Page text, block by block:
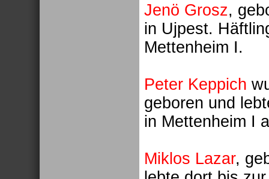
Jenö Grosz,
in Ujpest.
Mettenheim I.
Peter Keppich
geboren und
in Mettenheim I
Miklos Lazar,